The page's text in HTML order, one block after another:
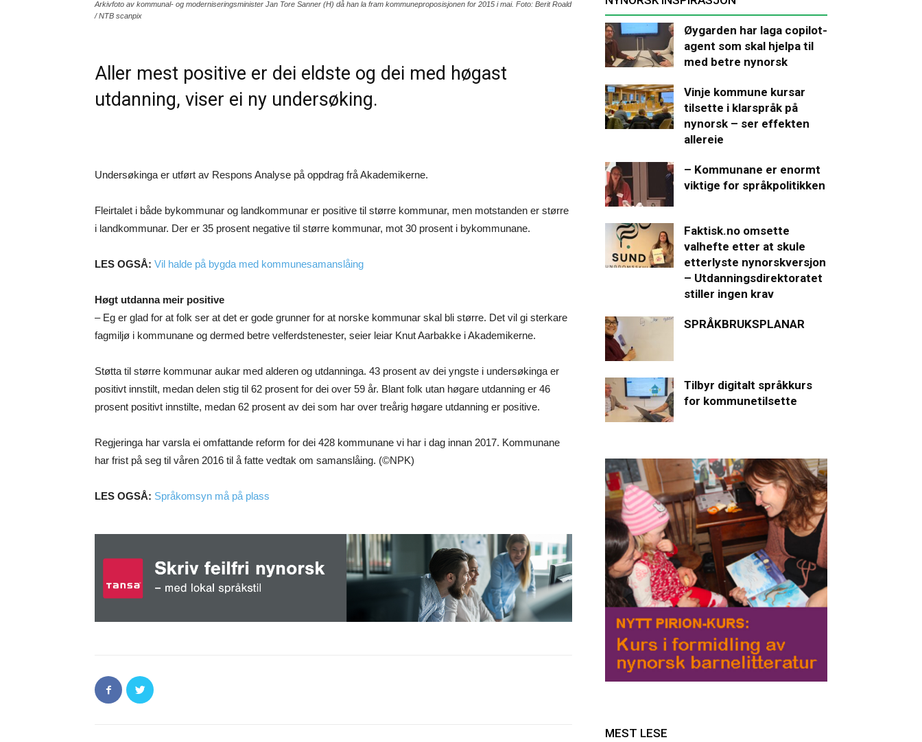
Arkivfoto av kommunal- og moderniseringsminister Jan Tore Sanner (H) då han la fram kommuneproposisjonen for 2015 i mai. Foto: Berit Roald
/ NTB scanpix
Aller mest positive er dei eldste og dei med høgast
utdanning, viser ei ny undersøking.
Undersøkinga er utført av Respons Analyse på oppdrag frå Akademikerne.
Fleirtalet i både bykommunar og landkommunar er positive til større kommunar, men motstanden er større
i landkommunar. Der er 35 prosent negative til større kommunar, mot 30 prosent i bykommunane.
LES OGSÅ: Vil halde på bygda med kommunesamanslåing
Høgt utdanna meir positive
– Eg er glad for at folk ser at det er gode grunner for at norske kommunar skal bli større. Det vil gi sterkare
fagmiljø i kommunane og dermed betre velferdstenester, seier leiar Knut Aarbakke i Akademikerne.
Støtta til større kommunar aukar med alderen og utdanninga. 43 prosent av dei yngste i undersøkinga er
positivt innstilt, medan delen stig til 62 prosent for dei over 59 år. Blant folk utan høgare utdanning er 46
prosent positivt innstilte, medan 62 prosent av dei som har over treårig høgare utdanning er positive.
Regjeringa har varsla ei omfattande reform for dei 428 kommunane vi har i dag innan 2017. Kommunane
har frist på seg til våren 2016 til å fatte vedtak om samanslåing. (©NPK)
LES OGSÅ: Språkomsyn må på plass
Øygarden har laga copilot-
agent som skal hjelpa til
med betre nynorsk
Vinje kommune kursar
tilsette i klarspråk på
nynorsk – ser effekten
allereie
– Kommunane er enormt
viktige for språkpolitikken
Faktisk.no omsette
valhefte etter at skule
etterlyste nynorskversjon
– Utdanningsdirektoratet
stiller ingen krav
SPRÅKBRUKSPLANAR
Tilbyr digitalt språkkurs
for kommunetilsette
MEST LESE